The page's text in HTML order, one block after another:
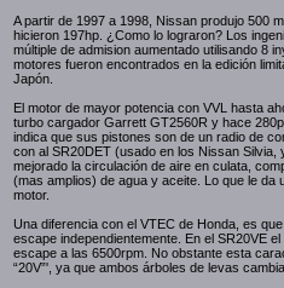
A partir de 1997 a 1998, Nissan produjo 500
hicieron 197hp. ¿Como lo lograron? Los
múltiple de admision aumentado utilisando 8
motores fueron encontrados en la edición
Japón.
El motor de mayor potencia con VVL hasta
turbo cargador Garrett GT2560R y hace
indica que sus pistones son de un radio de
con al SR20DET (usado en los Nissan
mejorado la circulación de aire en culata,
(mas amplios) de agua y aceite. Lo que le
motor.
Una diferencia con el VTEC de Honda, es
escape independientemente. En el SR20VE
escape a las 6500rpm. No obstante esta
“20V”', ya que ambos árboles de levas